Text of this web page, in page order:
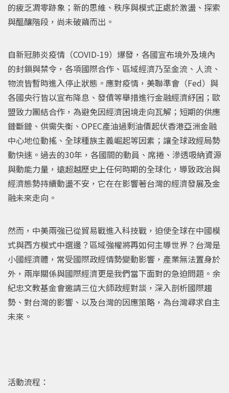
的疲乏凋零跡象；新的思維、秩序與模式正處於激盪、探索
與醞釀階段，尚未破繭而出。
自新冠肺炎疫情（COVID-19）爆發，各國宣布境外及境內
的封鎖與禁令，各項國際合作、區域經濟乃至金流、人流、
物流皆暫時進入停止狀態。應對疫情，美聯準會（Fed）與
各國央行皆以宣布降息、發債等舉措進行金融經濟紓困；歐
盟致力團結合作，為避免因經濟困境走向瓦解；短期的供應
鏈斷鏈、供需失衡、OPEC產油過剩油價起伏香港亞洲金融
中心地位動搖、全球種族主義崛起等因素；讓全球政經局勢
動快速。過去的30年，各國間的動員、席捲、滲透吸納資源
與動能力量，遠超越歷史上任何時期的全球化，導致政治與
經濟態勢持續動盪不安，它在在影響著台灣的經濟發展及金
融未來走向。
然而，中美兩強已從貿易戰進入科技戰，迫使全球在中國模
式與西方模式中選邊？區域強權將再如何主導世界？台灣是
小國經濟體，常受國際政經情勢變動影響，產業無法置身於
外，兩岸關係與國際經濟更是我們當下面對的急迫問題。余
紀忠文教基金會邀請三位大師政經對談，深入剖析國際趨
勢、對台灣的影響、以及台灣的因應策略，為台灣尋求自主
未來。
活動流程：